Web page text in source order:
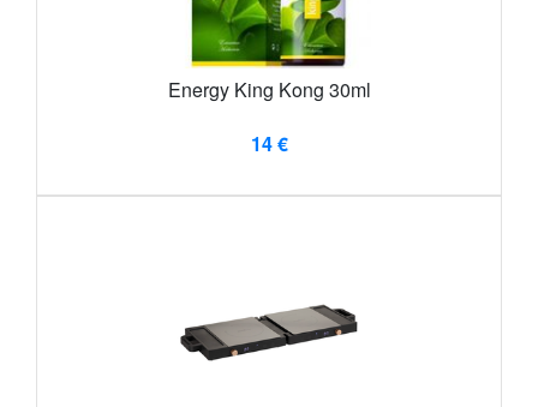
Energy King Kong 30ml
14 €